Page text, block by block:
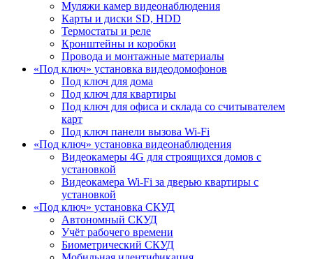
Муляжи камер видеонаблюдения
Карты и диски SD, HDD
Термостаты и реле
Кронштейны и коробки
Провода и монтажные материалы
«Под ключ» установка видеодомофонов
Под ключ для дома
Под ключ для квартиры
Под ключ для офиса и склада со считывателем
карт
Под ключ панели вызова Wi-Fi
«Под ключ» установка видеонаблюдения
Видеокамеры 4G для строящихся домов с
установкой
Видеокамера Wi-Fi за дверью квартиры с
установкой
«Под ключ» установка СКУД
Автономный СКУД
Учёт рабочего времени
Биометрический СКУД